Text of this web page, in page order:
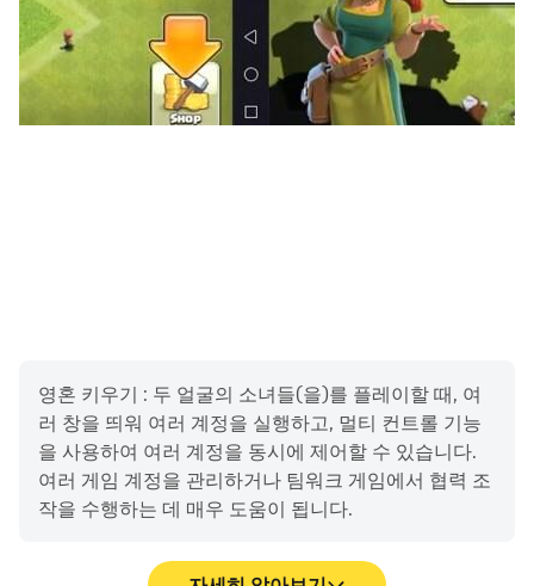
🩸 👨‍👩‍👧‍👦 Combination
https://www.facebook.com/SoulIdleKorea
- 공식 인스타그램 ☞
https://www.instagram.com/soulidle.official/
- 공식 유튜브 ☞ https://www.youtube.com/@영혼키우기
▶ 필수적 접근 권한: 없음
영혼 키우기 : 두 얼굴의 소녀들(을)를 플레이할 때, 여
러 창을 띄워 여러 계정을 실행하고, 멀티 컨트롤 기능
을 사용하여 여러 계정을 동시에 제어할 수 있습니다.
여러 게임 계정을 관리하거나 팀워크 게임에서 협력 조
작을 수행하는 데 매우 도움이 됩니다.